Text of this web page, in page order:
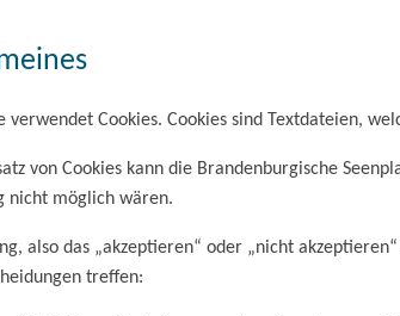
verwendet Cookies. Cookies sind Textdateien,
von Cookies kann die Brandenburgische
nicht möglich wären.
also das „akzeptieren“ oder „nicht
treffen: